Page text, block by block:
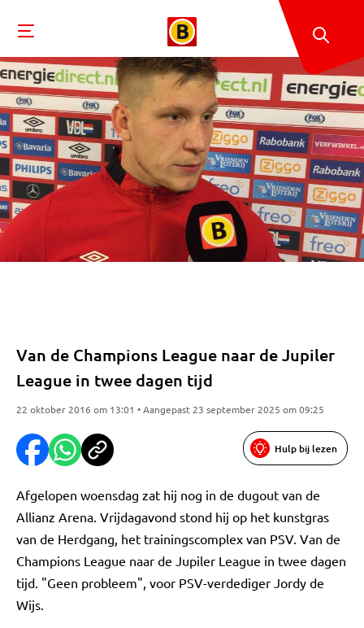
Van de Champions League naar de Jupiler
League in twee dagen tijd
22 oktober 2016 om 13:01 • Aangepast 23 september 2025 om 09:25
Hulp bij lezen
Afgelopen woensdag zat hij nog in de dugout van de
Allianz Arena. Vrijdagavond stond hij op het kunstgras
van de Herdgang, het trainingscomplex van PSV. Van de
Champions League naar de Jupiler League in twee dagen
tijd. "Geen probleem", voor PSV-verdediger Jordy de
Wijs.